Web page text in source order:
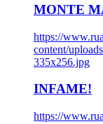
MONTE
https://
content/
335x256.jpg
INFAME!
https://